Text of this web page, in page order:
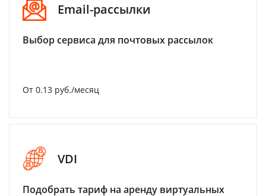
Email-рассылки
Выбор сервиса для почтовых рассылок
От 0.13 руб./месяц
VDI
Подобрать тариф на аренду виртуальных